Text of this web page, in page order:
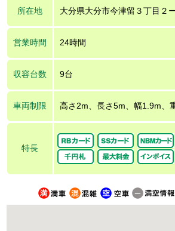
所在地 大分県大分市今津留３丁目２
営業時間 24時間
収容台数 9台
車両制限 高さ2m、長さ5m、幅1.9m、
特長